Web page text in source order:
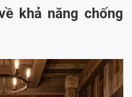
khả năng chống